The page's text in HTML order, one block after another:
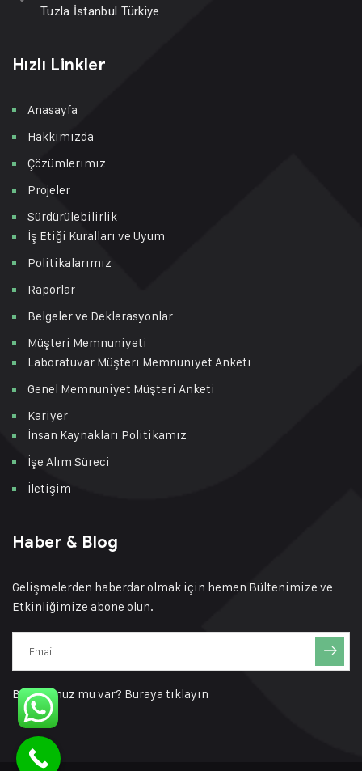
Tuzla İstanbul Türkiye
Hızlı Linkler
Anasayfa
Hakkımızda
Çözümlerimiz
Projeler
Sürdürülebilirlik
İş Etiği Kuralları ve Uyum
Politikalarımız
Raporlar
Belgeler ve Deklerasyonlar
Müşteri Memnuniyeti
Laboratuvar Müşteri Memnuniyet Anketi
Genel Memnuniyet Müşteri Anketi
Kariyer
İnsan Kaynakları Politikamız
İşe Alım Süreci
İletişim
Haber & Blog
Gelişmelerden haberdar olmak için hemen Bültenimize ve
Etkinliğimize abone olun.
Bir sorunuz mu var? Buraya tıklayın